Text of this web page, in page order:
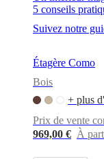
5 conseils
Suivez notre
Étagère Como
Bois
+ plus
Prix de vente
969,00 € À